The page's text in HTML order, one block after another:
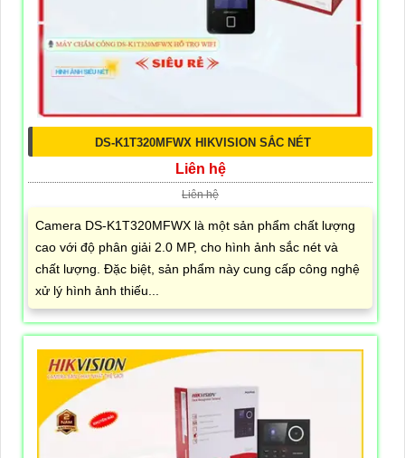
DS-K1T320MFWX HIKVISION SẮC NÉT
Liên hệ
Liên hệ
Camera DS-K1T320MFWX là một sản phẩm chất lượng
cao với độ phân giải 2.0 MP, cho hình ảnh sắc nét và
chất lượng. Đặc biệt, sản phẩm này cung cấp công nghệ
xử lý hình ảnh thiếu...